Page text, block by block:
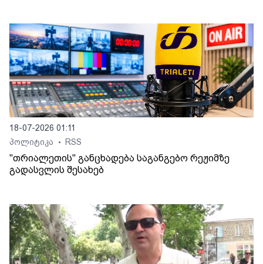
18-07-2026 01:11
პოლიტიკა
• RSS
"თრიალეთის" განცხადება საგანგებო რეჟიმზე
გადასვლის შესახებ